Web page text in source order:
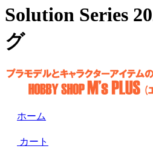
Solution Series
グ
ホーム
カート